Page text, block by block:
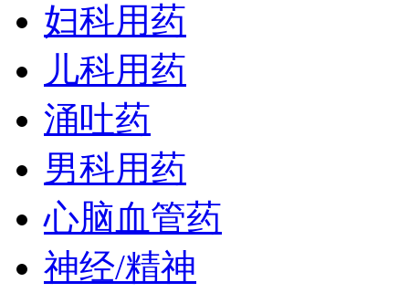
妇科用药
儿科用药
涌吐药
男科用药
心脑血管药
神经/精神